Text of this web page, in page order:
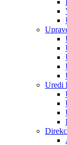
Uredi